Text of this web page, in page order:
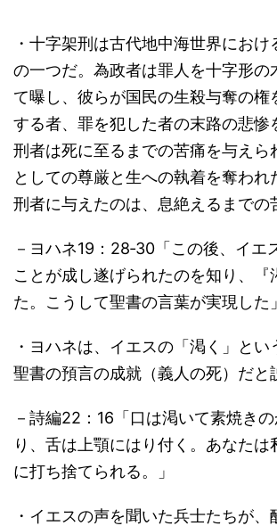
・十字架刑は古代地中海世界におけ
の一つだ。為政者は罪人を十字形の
て曝し、彼らが国民の生殺与奪の権
する者、罪を犯した者の末路の悲惨
刑者は死に至るまでの苦痛を与えら
としての尊厳と生への執着を奪われ
刑者に与えたのは、息絶えるまでの
－ヨハネ19：28‐30「この後、イエ
ことが成し遂げられたのを知り、『
た。こうして聖書の言葉が実現した
・ヨハネは、イエスの「渇く」とい
聖書の預言の成就（義人の死）だと
－詩編22：16「口は渇いて素焼き
り、舌は上顎にはり付く。あなたは
に打ち捨てられる。」
・イエスの声を聞いた兵士たちが、